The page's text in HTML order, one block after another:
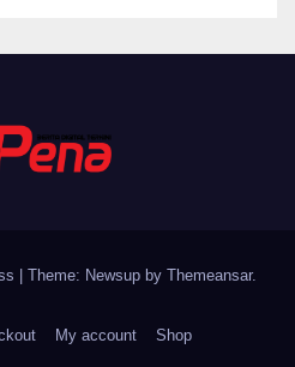
Theme: Newsup by Themeansar.
My account Shop